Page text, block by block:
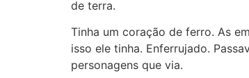
de terra.
Tinha um coração de ferro. As
isso ele tinha. Enferrujado.
personagens que via.